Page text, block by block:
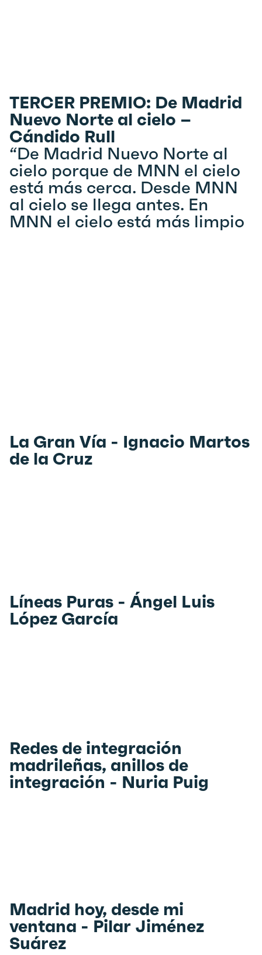
TERCER PREMIO: De Madrid
Nuevo Norte al cielo –
Cándido Rull
“De Madrid Nuevo Norte al
cielo porque de MNN el cielo
está más cerca. Desde MNN
al cielo se llega antes. En
MNN el cielo está más limpio
La Gran Vía - Ignacio Martos
de la Cruz
Líneas Puras - Ángel Luis
López García
Redes de integración
madrileñas, anillos de
integración - Nuria Puig
Madrid hoy, desde mi
ventana - Pilar Jiménez
Suárez